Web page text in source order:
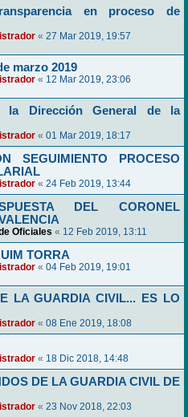
en proceso de
« 27 Mar 2019, 19:57
marzo 2019
« 12 Mar 2019, 23:06
la Dirección General de la
« 01 Mar 2019, 18:17
SEGUIMIENTO PROCESO
« 24 Feb 2019, 13:44
DEL CORONEL
Oficiales « 12 Feb 2019, 13:11
TORRA
« 04 Feb 2019, 19:01
LA GUARDIA CIVIL... ES LO
« 08 Ene 2019, 18:08
« 18 Dic 2018, 14:48
DE LA GUARDIA CIVIL DE
« 23 Nov 2018, 22:03